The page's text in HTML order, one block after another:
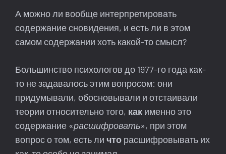
А можно ли вообще интерпретировать
содержание сновидения, и есть ли в этом
самом содержании хоть какой-то смысл?
Большинство психологов до 1977-го года как-
то не задавалось этим вопросом: они
придумывали, обосновывали и отстаивали
теории относительно того, как именно это
содержание «расшифровать», при этом
вопрос о том, есть ли что расшифровывать их